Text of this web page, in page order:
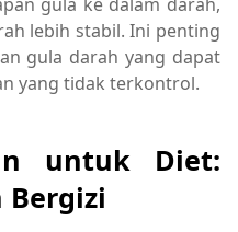
lebih stabil. Ini penting
gula darah yang dapat
yang tidak terkontrol.
untuk Diet:
Bergizi